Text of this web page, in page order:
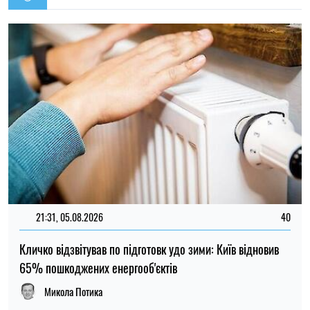
14:59, 05.08.2026 5319
В Україні готують пенсійну реформу: що зміниться у
виплатах, накопиченнях та спеціальних пенсіях
Ірина Де Люсто